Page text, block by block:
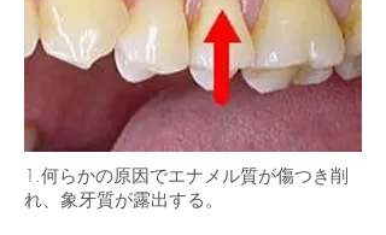
1.何らかの原因でエナメル質が傷つき削
れ、象牙質が露出する。